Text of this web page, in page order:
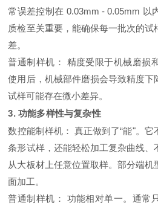
常误差控制在 0.03mm - 0.05mm 以
质检至关重要，能确保每一批次的
差。
普通制样机：
精度受限于机械磨损
使用后，机械部件磨损会导致精度下
试样可能存在微小差异。
3. 功能多样性与复杂性
数控能制样机： 真正做到了“能"。它
条形试样，还能轻松加工复杂曲线、
从大板材上任意位置取样。部分端机
面加工。
普通制样机：
功能相对单一。通常